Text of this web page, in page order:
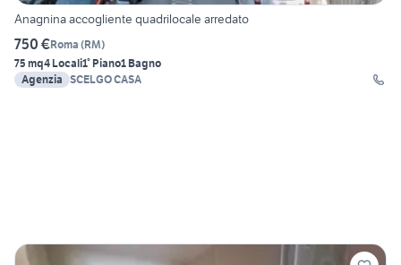
Anagnina accogliente quadrilocale arredato
750 €Roma (RM)
75 mq4 Locali1° Piano1 Bagno
Agenzia SCELGO CASA